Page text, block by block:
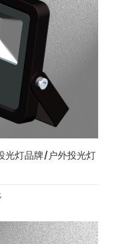
光灯品牌/户外投光灯